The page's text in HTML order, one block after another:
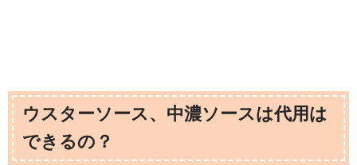
ウスターソース、中濃ソースは代用は
できるの？